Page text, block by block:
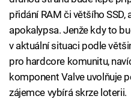
přidání RAM či většího
apokalypsa. Jenže kdy to
v aktuální situaci podle
pro hardcore komunitu,
komponent Valve uvolňuje
zájemce vybírá skrze loterii.